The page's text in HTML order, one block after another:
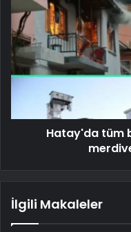
Hatay'da tüm
İlgili Makaleler